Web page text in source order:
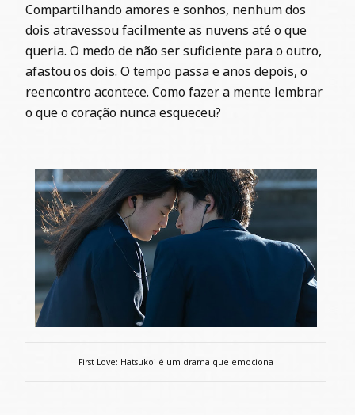
Compartilhando amores e sonhos, nenhum dos
dois atravessou facilmente as nuvens até o que
queria. O medo de não ser suficiente para o outro,
afastou os dois. O tempo passa e anos depois, o
reencontro acontece. Como fazer a mente lembrar
o que o coração nunca esqueceu?
First Love: Hatsukoi é um drama que emociona